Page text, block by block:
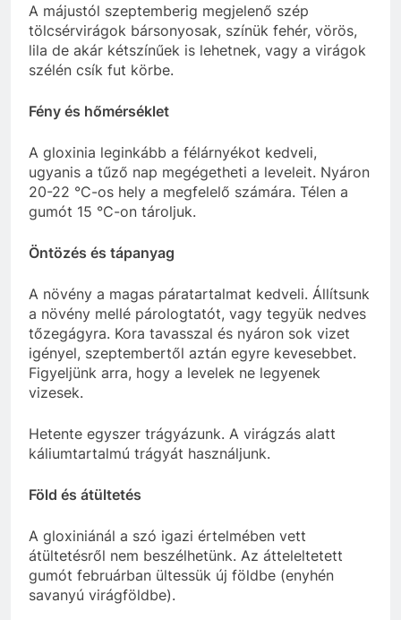
A májustól szeptemberig megjelenő szép
tölcsérvirágok bársonyosak, színük fehér, vörös,
lila de akár kétszínűek is lehetnek, vagy a virágok
szélén csík fut körbe.
Fény és hőmérséklet
A gloxinia leginkább a félárnyékot kedveli,
ugyanis a tűző nap megégetheti a leveleit. Nyáron
20-22 °C-os hely a megfelelő számára. Télen a
gumót 15 °C-on tároljuk.
Öntözés és tápanyag
A növény a magas páratartalmat kedveli. Állítsunk
a növény mellé párologtatót, vagy tegyük nedves
tőzegágyra. Kora tavasszal és nyáron sok vizet
igényel, szeptembertől aztán egyre kevesebbet.
Figyeljünk arra, hogy a levelek ne legyenek
vizesek.
Hetente egyszer trágyázunk. A virágzás alatt
káliumtartalmú trágyát használjunk.
Föld és átültetés
A gloxiniánál a szó igazi értelmében vett
átültetésről nem beszélhetünk. Az átteleltetett
gumót februárban ültessük új földbe (enyhén
savanyú virágföldbe).